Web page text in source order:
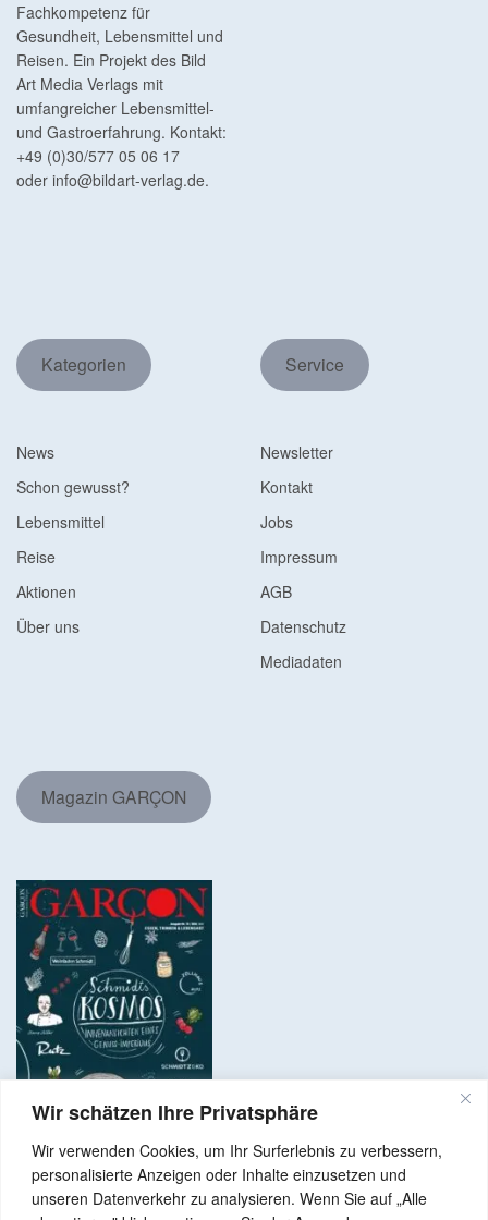
Wir schätzen Ihre Privatsphäre
Wir verwenden Cookies, um Ihr Surferlebnis zu verbessern,
personalisierte Anzeigen oder Inhalte einzusetzen und
unseren Datenverkehr zu analysieren. Wenn Sie auf „Alle
Fachkompetenz für
Gesundheit, Lebensmittel und
Reisen. Ein Projekt des Bild
Art Media Verlags mit
umfangreicher Lebensmittel-
und Gastroerfahrung. Kontakt:
+49 (0)30/577 05 06 17
oder info@bildart-verlag.de.
Kategorien
News
Schon gewusst?
Lebensmittel
Reise
Aktionen
Über uns
Service
Newsletter
Kontakt
Jobs
Impressum
AGB
Datenschutz
Mediadaten
Magazin GARÇON